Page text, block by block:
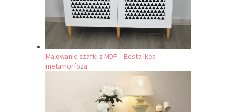
Malowanie szafki z MDF – Besta Ikea
metamorfoza